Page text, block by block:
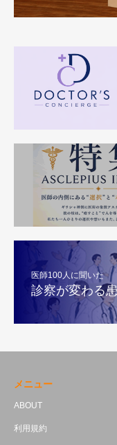
医師100人に聞いた
診察が変わる
メニュー
ABOUT
利用規約